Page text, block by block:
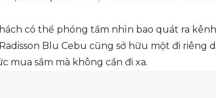
có thể phóng tầm nhìn bao quát ra
Blu Cebu cũng sở hữu một đi riêng
mua sắm mà không cần đi xa.